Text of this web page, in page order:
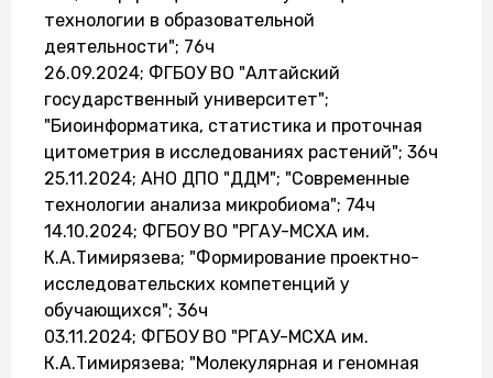
технологии в образовательной
деятельности"; 76ч
26.09.2024; ФГБОУ ВО "Алтайский
государственный университет";
"Биоинформатика, статистика и проточная
цитометрия в исследованиях растений"; 36ч
25.11.2024; АНО ДПО "ДДМ"; "Современные
технологии анализа микробиома"; 74ч
14.10.2024; ФГБОУ ВО "РГАУ-МСХА им.
К.А.Тимирязева; "Формирование проектно-
исследовательских компетенций у
обучающихся"; 36ч
03.11.2024; ФГБОУ ВО "РГАУ-МСХА им.
К.А.Тимирязева; "Молекулярная и геномная